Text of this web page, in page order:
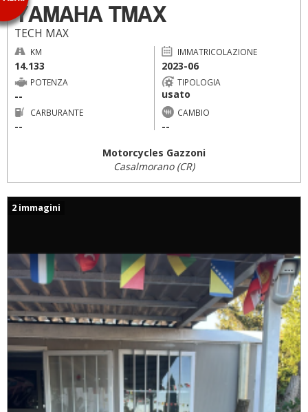
YAMAHA TMAX
TECH MAX
KM
14.133
IMMATRICOLAZIONE
2023-06
POTENZA
--
TIPOLOGIA
usato
CARBURANTE
--
CAMBIO
--
Motorcycles Gazzoni
Casalmorano (CR)
2 immagini